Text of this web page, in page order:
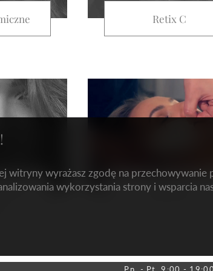
Retix C
EM FACE
witryny wyrażasz zgodę na przechowywanie
wykorzystania strony i wsparcia